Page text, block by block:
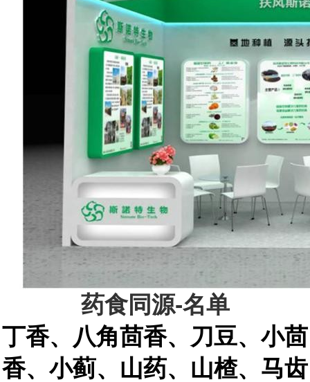
药食同源-名单
丁香、八角茴香、刀豆、小茴
香、小蓟、山药、山楂、马齿